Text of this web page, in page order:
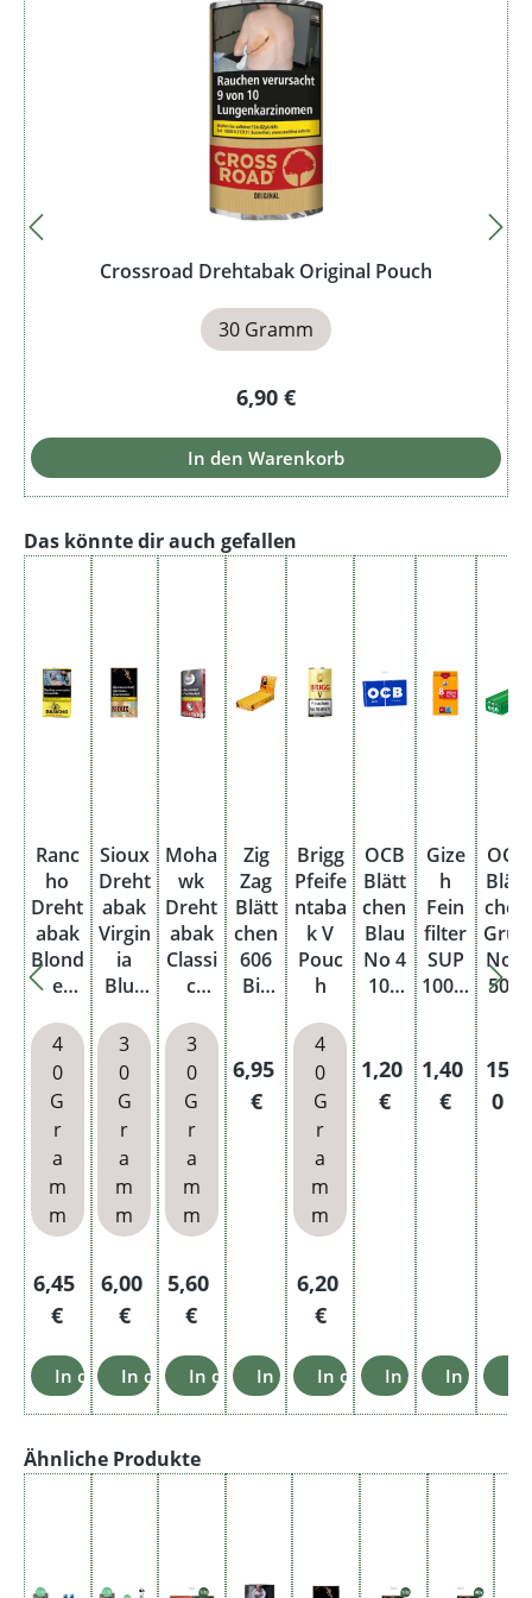
Crossroad Drehtabak Original Pouch
30 Gramm
Regulärer Preis:
6,90 €
In den Warenkorb
Produktgalerie überspringen
Das könnte dir auch gefallen
Ranc
ho
Dreht
abak
Blond
e
Pouc
h
4
0
G
r
a
m
m
Regulärer Preis:
6,45
€
In den Warenkorb
Sioux
Dreht
abak
Virgin
ia
Blue
h
3
0
G
r
a
m
m
Regulärer Preis:
6,00
€
In den Warenkorb
Moha
wk
Dreht
abak
Classi
c
Rot
Pouc
h
3
0
G
r
a
m
m
Regulärer Preis:
5,60
€
In den Warenkorb
Zig
Zag
Blätt
chen
606
Bis
Blatt
Box
Regulärer Preis:
6,95
€
In den Warenkorb
Brigg
Pfeife
ntaba
k V
Pouc
h
4
0
G
r
a
m
m
Regulärer Preis:
6,20
€
In den Warenkorb
OCB
Blätt
chen
Blau
No 4
100
mizu
g
Regulärer Preis:
1,20
€
In den
Gize
h
Fein
filter
SUP
100 x
Regulärer
1,40
€
In den
OCB
Blätt
chen
Grün
No 8
50 x
Box
15,4
0 €
Produktgalerie überspringen
Ähnliche Produkte